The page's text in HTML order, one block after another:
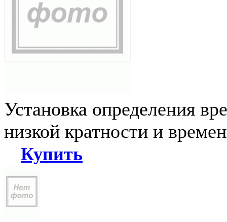
Установка определения
низкой кратности и
Купить